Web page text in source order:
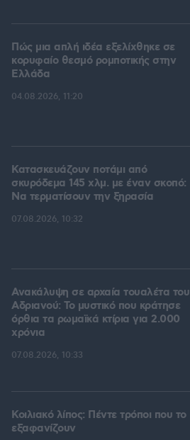
Πώς μια απλή ιδέα εξελίχθηκε σε
κορυφαίο θεσμό ρομποτικής στην
Ελλάδα
04.08.2026, 11:20
Κατασκευάζουν ποτάμι από
σκυρόδεμα 145 χλμ. με έναν σκοπό:
Να τερματίσουν την ξηρασία
07.08.2026, 10:32
Ανακάλυψη σε αρχαία τουαλέτα του
Αδριανού: Το μυστικό που κράτησε
όρθια τα ρωμαϊκά κτίρια για 2.000
χρόνια
07.08.2026, 10:33
Κοιλιακό λίπος: Πέντε τρόποι που το
εξαφανίζουν